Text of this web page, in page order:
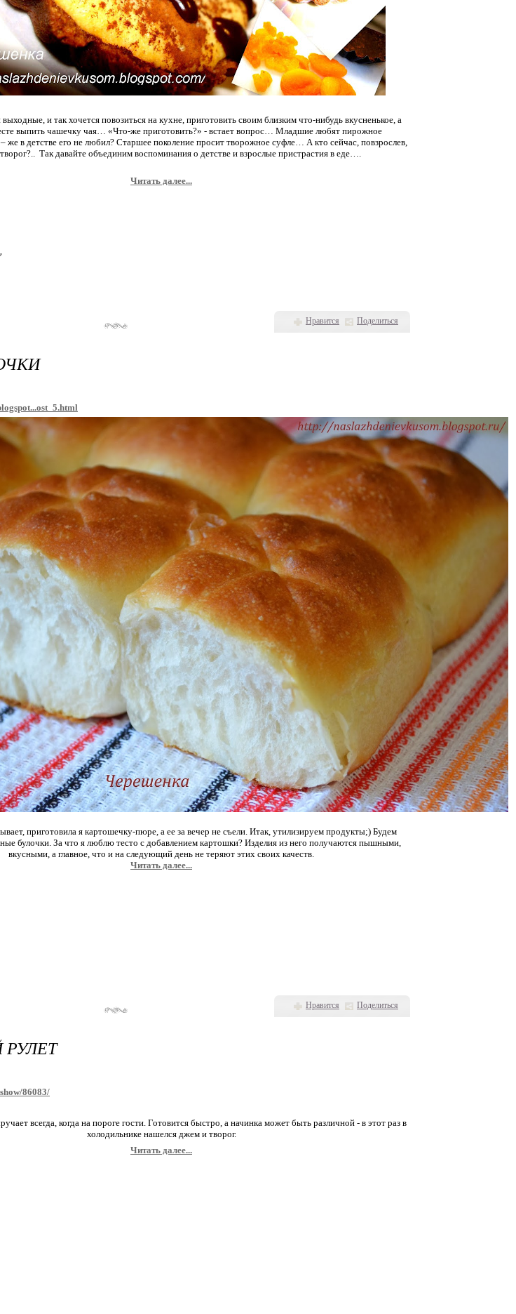
Нравится Поделиться
и так хочется повозиться на кухне, приготовить своим близким что-нибудь вкусненькое, а
выпить чашечку чая… «Что-же приготовить?» - встает вопрос… Младшие любят пирожное
в детстве его не любил? Старшее поколение просит творожное суфле… А кто сейчас, повзрослев,
Так давайте объединим воспоминания о детстве и взрослые пристрастия в еде….
Читать далее...
Нравится Поделиться
приготовила я картошечку-пюре, а ее за вечер не съели. Итак, утилизируем продукты;) Будем
булочки. За что я люблю тесто с добавлением картошки? Изделия из него получаются пышными,
вкусными, а главное, что и на следующий день не теряют этих своих качеств.
Читать далее...
86083/
всегда, когда на пороге гости. Готовится быстро, а начинка может быть различной - в этот раз в
холодильнике нашелся джем и творог.
Читать далее...